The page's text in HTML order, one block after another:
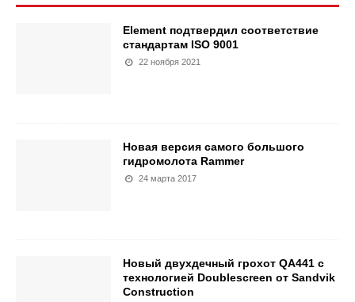
Element подтвердил соответствие
стандартам ISO 9001
22 ноября 2021
Новая версия самого большого
гидромолота Rammer
24 марта 2017
Новый двухдечный грохот QA441 с
технологией Doublescreen от Sandvik
Construction